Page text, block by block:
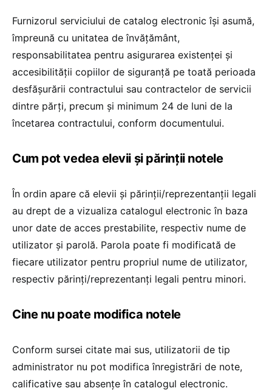
Furnizorul serviciului de catalog electronic își asumă,
împreună cu unitatea de învățământ,
responsabilitatea pentru asigurarea existenței și
accesibilității copiilor de siguranță pe toată perioada
desfășurării contractului sau contractelor de servicii
dintre părți, precum și minimum 24 de luni de la
încetarea contractului, conform documentului.
Cum pot vedea elevii și părinții notele
În ordin apare că elevii și părinții/reprezentanții legali
au drept de a vizualiza catalogul electronic în baza
unor date de acces prestabilite, respectiv nume de
utilizator și parolă. Parola poate fi modificată de
fiecare utilizator pentru propriul nume de utilizator,
respectiv părinți/reprezentanți legali pentru minori.
Cine nu poate modifica notele
Conform sursei citate mai sus, utilizatorii de tip
administrator nu pot modifica înregistrări de note,
calificative sau absențe în catalogul electronic.